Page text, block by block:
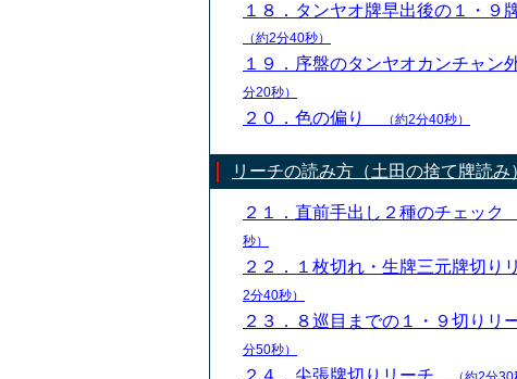
１８．タンヤオ牌早出後の１・９
（約2分40秒）
１９．序盤のタンヤオカンチャン
分20秒）
２０．色の偏り （約2分40秒）
リーチの読み方（土田の捨て牌読み
２１．直前手出し２種のチェック
秒）
２２．１枚切れ・生牌三元牌切り
2分40秒）
２３．８巡目までの１・９切りリ
分50秒）